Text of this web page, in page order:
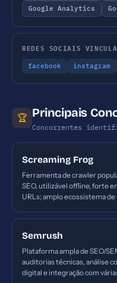
Google Analytics
REDES SOCIAIS
facebook instagram
🏆 Principais
Concorrentes
Screaming Frog
Ferramenta de crawler
SEO, utilizável offline, forte
URLs; amplo ecossistema de
Semrush
Plataforma ampla de SEO/
auditorias técnicas, análise
digital e integração com